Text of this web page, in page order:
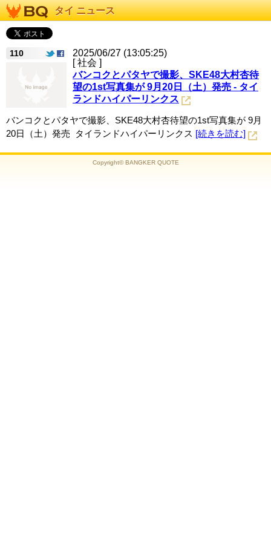
タイ ニュース
110
2025/06/27 (13:05:25)
[ 社会 ]
バンコクとパタヤで撮影、SKE48大村杏待
望の1st写真集が 9月20日（土）発売 - タイ
ランドハイパーリンクス
バンコクとパタヤで撮影、SKE48大村杏待望の1st写真集が 9月
20日（土）発売 タイランドハイパーリンクス [続きを読む]
Copyright© BANGKER QUOTE